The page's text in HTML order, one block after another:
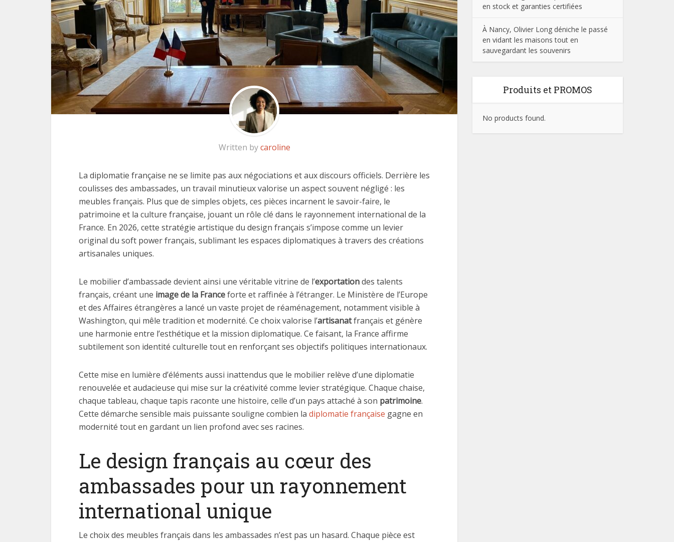
Written bycaroline
La diplomatie française ne se limite pas aux négociations et aux discours officiels. Derrière les
coulisses des ambassades, un travail minutieux valorise un aspect souvent négligé : les
meubles français. Plus que de simples objets, ces pièces incarnent le savoir-faire, le
patrimoine et la culture française, jouant un rôle clé dans le rayonnement international de la
France. En 2026, cette stratégie artistique du design français s’impose comme un levier
original du soft power français, sublimant les espaces diplomatiques à travers des créations
artisanales uniques.
Le mobilier d’ambassade devient ainsi une véritable vitrine de l’exportationdes talents
français, créant une image de la Franceforte et raffinée à l’étranger. Le Ministère de l’Europe
et des Affaires étrangères a lancé un vaste projet de réaménagement, notamment visible à
Washington, qui mêle tradition et modernité. Ce choix valorise l’artisanatfrançais et génère
une harmonie entre l’esthétique et la mission diplomatique. Ce faisant, la France affirme
subtilement son identité culturelle tout en renforçant ses objectifs politiques internationaux.
Cette mise en lumière d’éléments aussi inattendus que le mobilier relève d’une diplomatie
renouvelée et audacieuse qui mise sur la créativité comme levier stratégique. Chaque chaise,
chaque tableau, chaque tapis raconte une histoire, celle d’un pays attaché à son patrimoine.
Cette démarche sensible mais puissante souligne combien la diplomatie française gagne en
modernité tout en gardant un lien profond avec ses racines.
Le design français au cœur des
ambassades pour un rayonnement
international unique
Le choix des meubles français dans les ambassades n’est pas un hasard. Chaque pièce est
en stock et garanties certifiées
À Nancy, Olivier Long déniche le passé
en vidant les maisons tout en
sauvegardant les souvenirs
Produits et PROMOS
No products found.